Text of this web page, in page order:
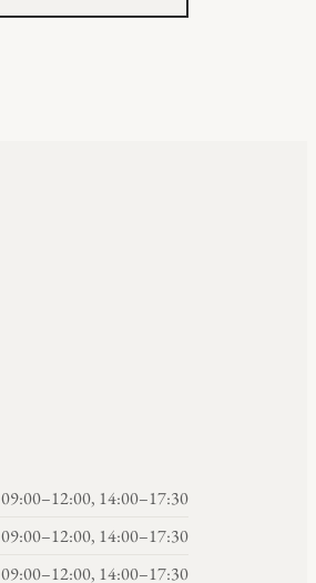
09:00–12:00, 14:00–17:30
09:00–12:00, 14:00–17:30
09:00–12:00, 14:00–17:30